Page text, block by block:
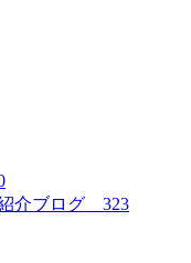
介ブログ 323